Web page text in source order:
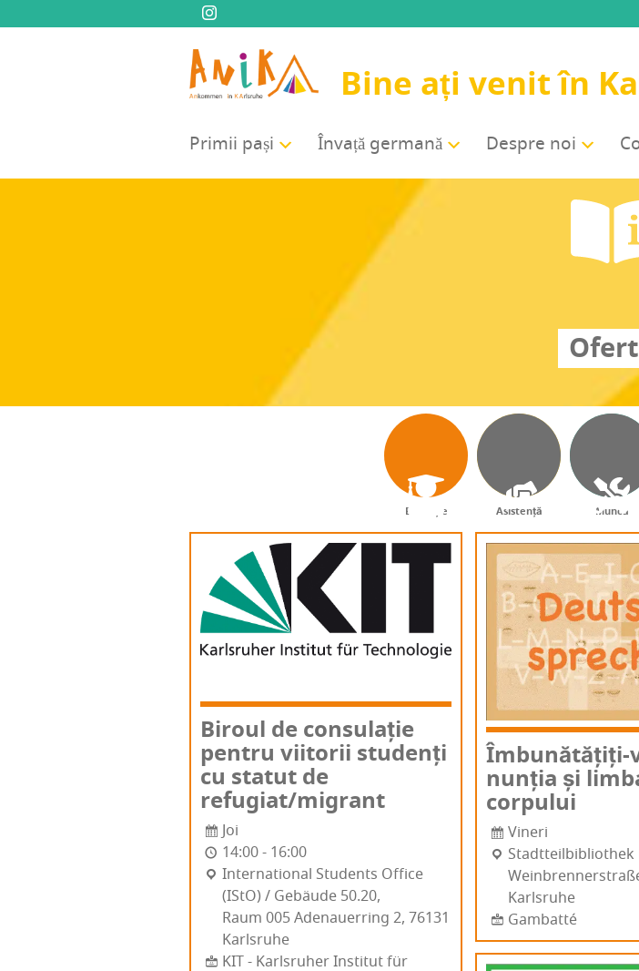
Bine ați venit în
Pri­mii pași Înva­ță germană Des­pre noi
Educație Asistență Muncă
Biro­ul de con­su­la­ție
pen­tru vii­to­rii stu­denți
cu sta­tut de
refugiat/migrant
Joi
14:00 - 16:00
Inter­na­tio­nal Stu­dents Offi­ce
(IStO) / Gebäu­de 50.20,
Raum 005 Ade­nau­er­ring 2, 76131
Karl­sru­he
KIT - Karlsruher Institut für
Îmbu­nă­tă­țiți-
nun­ția și
corpului
Vineri
Wein­bren­ner­straße 79,
Karl­sru­he
Gambatté